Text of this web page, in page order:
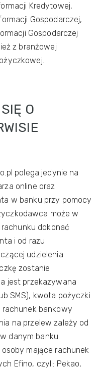
Kredytowej,
Gospodarczej,
Gospodarczej
z branżowej
O
polega jedynie na
online oraz
w banku przy pomocy
może w
dokonać
i od razu
udzielenia
zostanie
jest przekazywana
SMS), kwota pożyczki
rachunek bankowy
na przelew zależy od
danym banku.
mające rachunek
Efino, czyli: Pekao,